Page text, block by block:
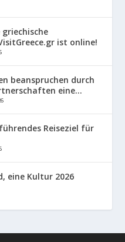
ist online!
beanspruchen durch
eine...
Reiseziel für
eine Kultur 2026